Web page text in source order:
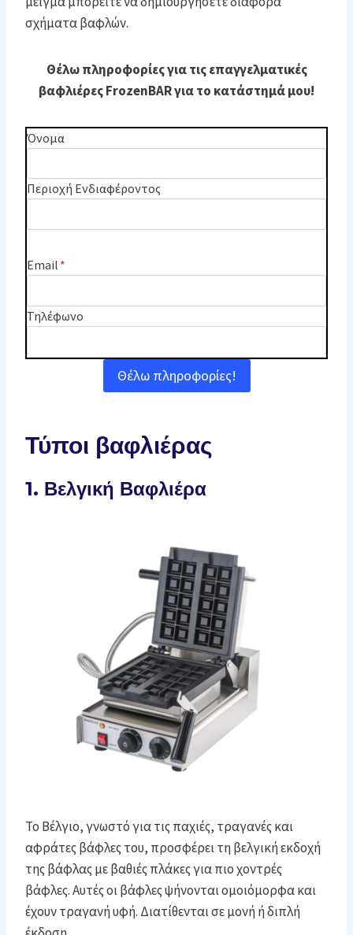
σχήματα βαφλών.
Θέλω πληροφορίες για τις επαγγελματικές
βαφλιέρες FrozenBAR για το κατάστημά μου!
Όνομα
Περιοχή Ενδιαφέροντος
Email *
Τηλέφωνο
Θέλω πληροφορίες!
Τύποι βαφλιέρας
1. Βελγική Βαφλιέρα
Το Βέλγιο, γνωστό για τις παχιές, τραγανές και
αφράτες βάφλες του, προσφέρει τη βελγική εκδοχή
της βάφλας με βαθιές πλάκες για πιο χοντρές
βάφλες. Αυτές οι βάφλες ψήνονται ομοιόμορφα και
έχουν τραγανή υφή. Διατίθενται σε μονή ή διπλή